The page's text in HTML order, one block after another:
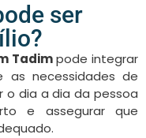
ser
Tadimpode integrar
as necessidades de
dia a dia da pessoa
e assegurar que